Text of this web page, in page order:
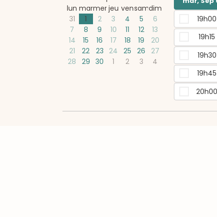
lun marmer jeu vensamdim
31
1 2 3 4 5
6
7
8 9 10 11 12
13
14
15 16 17 18 19
20
21
22 23 24 25 26
27
28
29 30 1 2 3 4
19h00
19h15
19h30
19h45